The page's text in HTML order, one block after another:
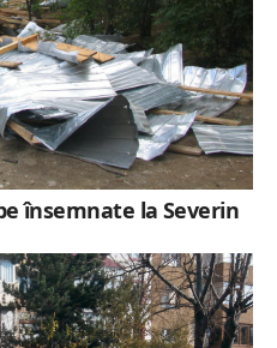
însemnate la Severin